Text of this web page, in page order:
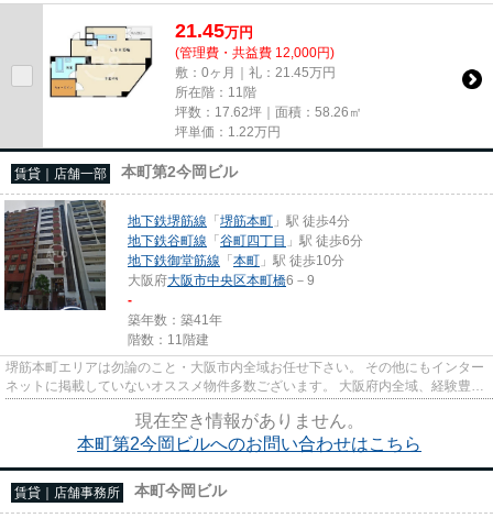
尚、弊社ではおとり広告は一切...
21.45万円
(管理費・共益費 12,000円)
敷：0ヶ月｜礼：21.45万円
所在階：11階
坪数：17.62坪｜面積：58.26㎡
坪単価： 1.22万円
賃貸｜店舗一部 本町第2今岡ビル
地下鉄堺筋線 「堺筋本町 」駅 徒歩4分
地下鉄谷町線 「谷町四丁目 」駅 徒歩6分
地下鉄御堂筋線 「本町 」駅 徒歩10分
大阪府大阪市中央区本町橋6－9
-
築年数：築41年
階数：11階建
堺筋本町エリアは勿論のこと・大阪市内全域お任せ下さい。 その他にもインター
ネットに掲載していないオススメ物件多数ございます。 大阪府内全域、経験豊富
なスタッフがご対応させて...
現在空き情報がありません。
本町第2今岡ビルへのお問い合わせはこちら
賃貸｜店舗事務所 本町今岡ビル